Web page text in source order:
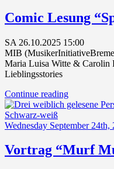
Comic Lesung
SA 26.10.2025 15:00
MIB
Maria Luisa Witte & Carolin
Lieblingsstories
Continue reading
Wednesday September 24th,
Vortrag “Murf